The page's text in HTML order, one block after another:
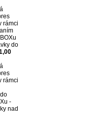
rámci
do
rámci
-
nad